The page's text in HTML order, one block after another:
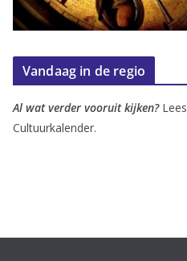
Vandaag in de regio
Al wat verder vooruit kijken?Lees
Cultuurkalender.